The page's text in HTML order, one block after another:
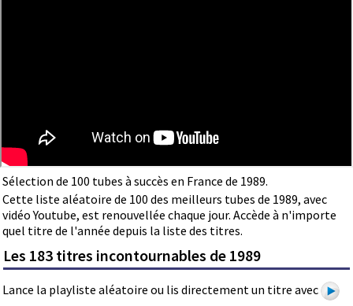
Sélection de 100 tubes à succès en France de 1989.
Cette liste aléatoire de 100 des meilleurs tubes de 1989, avec
vidéo Youtube, est renouvellée chaque jour. Accède à n'importe
quel titre de l'année depuis la liste des titres.
Les 183 titres incontournables de 1989
Lance la playliste aléatoire ou lis directement un titre avec